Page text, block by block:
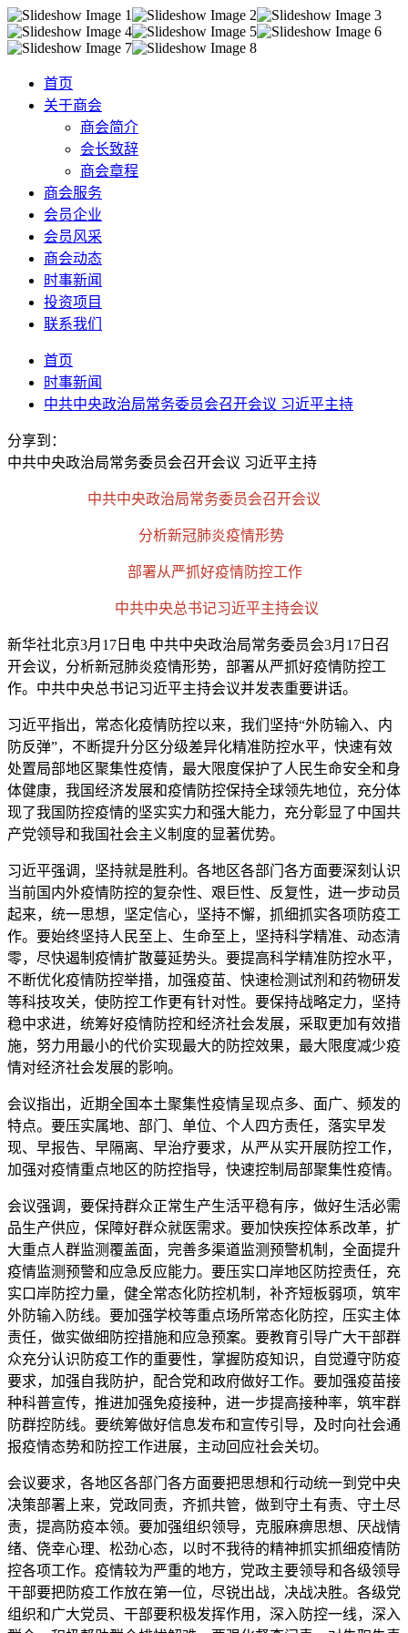
首页
关于商会
商会简介
会长致辞
商会章程
商会服务
会员企业
会员风采
商会动态
时事新闻
投资项目
联系我们
首页
时事新闻
中共中央政治局常务委员会召开会议 习近平主持
分享到：
中共中央政治局常务委员会召开会议 习近平主持
中共中央政治局常务委员会召开会议
分析新冠肺炎疫情形势
部署从严抓好疫情防控工作
中共中央总书记习近平主持会议
新华社北京3月17日电 中共中央政治局常务委员会3月17日召
开会议，分析新冠肺炎疫情形势，部署从严抓好疫情防控工
作。中共中央总书记习近平主持会议并发表重要讲话。
习近平指出，常态化疫情防控以来，我们坚持“外防输入、内
防反弹”，不断提升分区分级差异化精准防控水平，快速有效
处置局部地区聚集性疫情，最大限度保护了人民生命安全和身
体健康，我国经济发展和疫情防控保持全球领先地位，充分体
现了我国防控疫情的坚实实力和强大能力，充分彰显了中国共
产党领导和我国社会主义制度的显著优势。
习近平强调，坚持就是胜利。各地区各部门各方面要深刻认识
当前国内外疫情防控的复杂性、艰巨性、反复性，进一步动员
起来，统一思想，坚定信心，坚持不懈，抓细抓实各项防疫工
作。要始终坚持人民至上、生命至上，坚持科学精准、动态清
零，尽快遏制疫情扩散蔓延势头。要提高科学精准防控水平，
不断优化疫情防控举措，加强疫苗、快速检测试剂和药物研发
等科技攻关，使防控工作更有针对性。要保持战略定力，坚持
稳中求进，统筹好疫情防控和经济社会发展，采取更加有效措
施，努力用最小的代价实现最大的防控效果，最大限度减少疫
情对经济社会发展的影响。
会议指出，近期全国本土聚集性疫情呈现点多、面广、频发的
特点。要压实属地、部门、单位、个人四方责任，落实早发
现、早报告、早隔离、早治疗要求，从严从实开展防控工作，
加强对疫情重点地区的防控指导，快速控制局部聚集性疫情。
会议强调，要保持群众正常生产生活平稳有序，做好生活必需
品生产供应，保障好群众就医需求。要加快疾控体系改革，扩
大重点人群监测覆盖面，完善多渠道监测预警机制，全面提升
疫情监测预警和应急反应能力。要压实口岸地区防控责任，充
实口岸防控力量，健全常态化防控机制，补齐短板弱项，筑牢
外防输入防线。要加强学校等重点场所常态化防控，压实主体
责任，做实做细防控措施和应急预案。要教育引导广大干部群
众充分认识防疫工作的重要性，掌握防疫知识，自觉遵守防疫
要求，加强自我防护，配合党和政府做好工作。要加强疫苗接
种科普宣传，推进加强免疫接种，进一步提高接种率，筑牢群
防群控防线。要统筹做好信息发布和宣传引导，及时向社会通
报疫情态势和防控工作进展，主动回应社会关切。
会议要求，各地区各部门各方面要把思想和行动统一到党中央
决策部署上来，党政同责，齐抓共管，做到守土有责、守土尽
责，提高防疫本领。要加强组织领导，克服麻痹思想、厌战情
绪、侥幸心理、松劲心态，以时不我待的精神抓实抓细疫情防
控各项工作。疫情较为严重的地方，党政主要领导和各级领导
干部要把防疫工作放在第一位，尽锐出战，决战决胜。各级党
组织和广大党员、干部要积极发挥作用，深入防控一线，深入